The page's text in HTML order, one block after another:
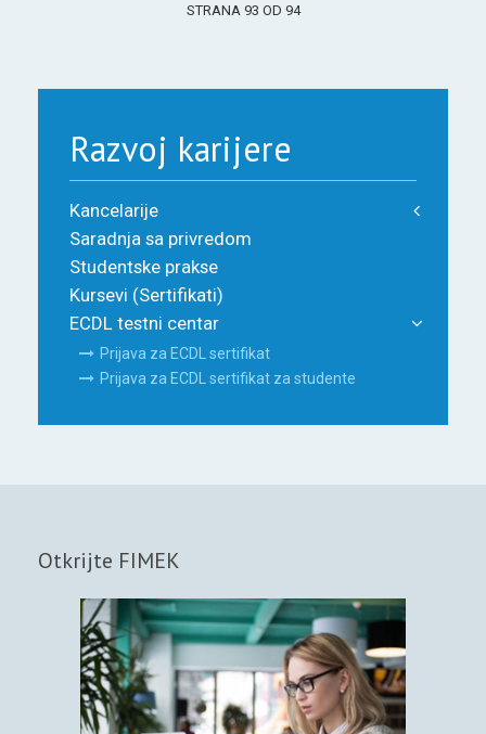
STRANA 93 OD 94
Razvoj karijere
Kancelarije
Saradnja sa privredom
Studentske prakse
Kursevi (Sertifikati)
ECDL testni centar
Prijava za ECDL sertifikat
Prijava za ECDL sertifikat za studente
Otkrijte FIMEK